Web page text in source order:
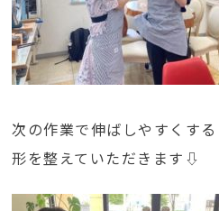
次の作業で伸ばしやすくす
形を整えていただきます⇩